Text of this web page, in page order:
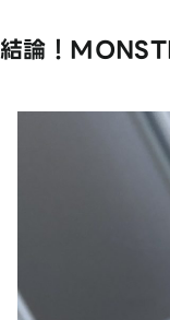
結論！